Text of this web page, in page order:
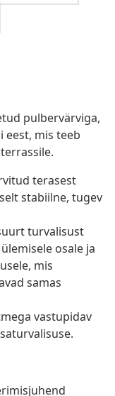
pulbervärviga,
eest, mis teeb
terasest
stabiilne, tugev
turvalisust
osale ja
mis
samas
vastupidav